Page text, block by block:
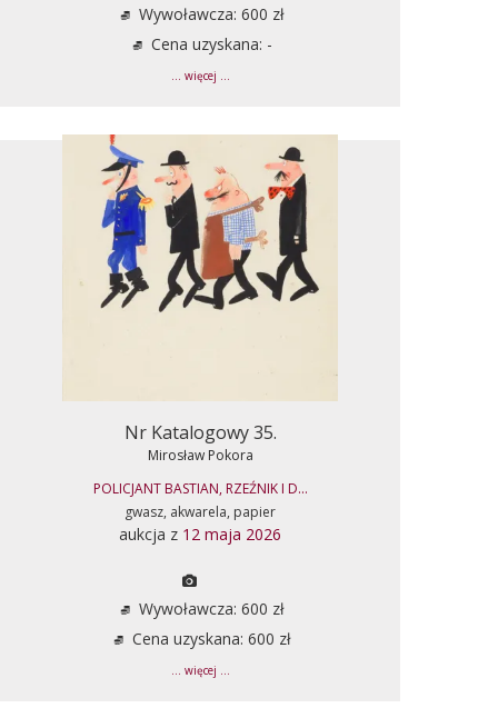
Wywoławcza: 600 zł
Cena uzyskana: -
... więcej ...
Nr Katalogowy 35.
Mirosław Pokora
POLICJANT BASTIAN, RZEŹNIK I D...
gwasz, akwarela, papier
aukcja z 12 maja 2026
Wywoławcza: 600 zł
Cena uzyskana: 600 zł
... więcej ...